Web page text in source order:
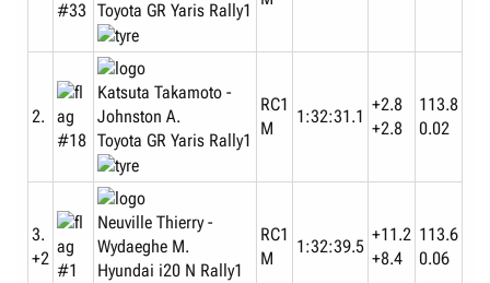
#33 Toyota GR Yaris Rally1
2.
#18
Katsuta Takamoto -
Johnston A.
Toyota GR Yaris Rally1
RC1
M
1:32:31.1
+2.8
+2.8
113.8
0.02
3.
+2
#1
Neuville Thierry -
Wydaeghe M.
Hyundai i20 N Rally1
RC1
M
1:32:39.5
+11.2
+8.4
113.6
0.06